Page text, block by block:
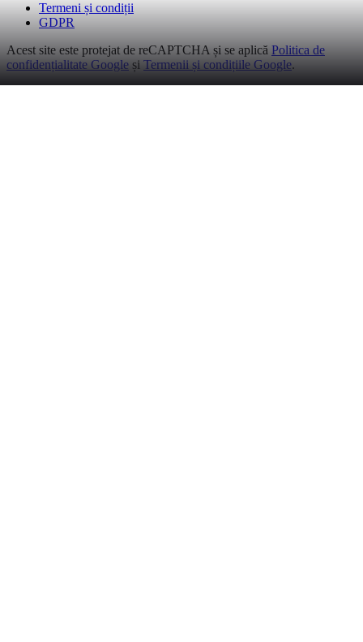
Termeni și condiții
GDPR
Acest site este protejat de reCAPTCHA și se aplică Politica de
confidențialitate Google și Termenii și condițiile Google.